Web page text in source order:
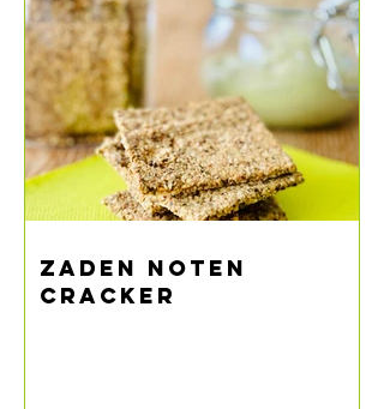
ZADEN NOTEN
CRACKER